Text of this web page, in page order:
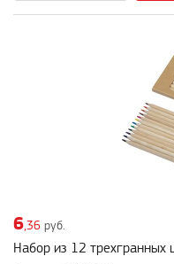
6 ,36 руб.
Набор из 12 трехгранных